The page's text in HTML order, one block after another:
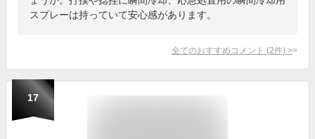
スプレーは持っていて安心感があります。
全てのおすすめコメント (2件) >
17